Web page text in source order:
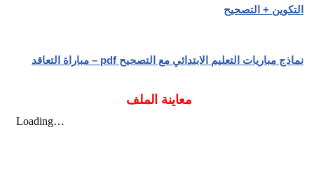
التكوين + التصحيح
نماذج مباريات التعليم الابتدائي مع التصحيح pdf – مباراة التعاقد
معاينة الملف